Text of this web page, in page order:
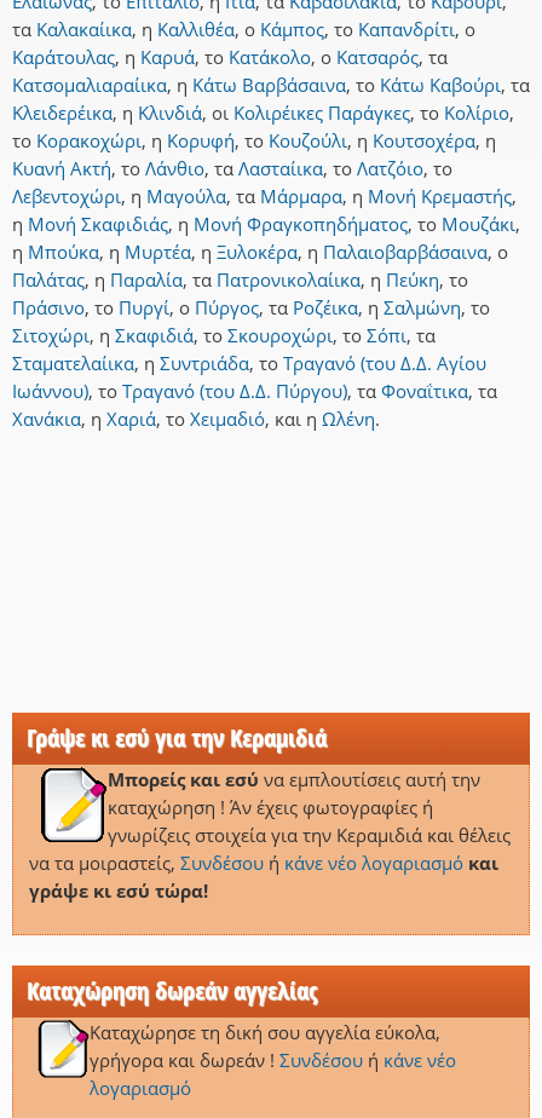
τα Καλακαίικα, η Καλλιθέα, ο Κάμπος, το Καπανδρίτι, ο
Καράτουλας, η Καρυά, το Κατάκολο, ο Κατσαρός, τα
Κατσομαλιαραίικα, η Κάτω Βαρβάσαινα, το Κάτω Καβούρι, τα
Κλειδερέικα, η Κλινδιά, οι Κολιρέικες Παράγκες, το Κολίριο,
το Κορακοχώρι, η Κορυφή, το Κουζούλι, η Κουτσοχέρα, η
Κυανή Ακτή, το Λάνθιο, τα Λασταίικα, το Λατζόιο, το
Λεβεντοχώρι, η Μαγούλα, τα Μάρμαρα, η Μονή Κρεμαστής,
η Μονή Σκαφιδιάς, η Μονή Φραγκοπηδήματος, το Μουζάκι,
η Μπούκα, η Μυρτέα, η Ξυλοκέρα, η Παλαιοβαρβάσαινα, ο
Παλάτας, η Παραλία, τα Πατρονικολαίικα, η Πεύκη, το
Πράσινο, το Πυργί, ο Πύργος, τα Ροζέικα, η Σαλμώνη, το
Σιτοχώρι, η Σκαφιδιά, το Σκουροχώρι, το Σόπι, τα
Σταματελαίικα, η Συντριάδα, το Τραγανό (του Δ.Δ. Αγίου
Ιωάννου), το Τραγανό (του Δ.Δ. Πύργου), τα Φοναΐτικα, τα
Χανάκια, η Χαριά, το Χειμαδιό, και η Ωλένη.
Γράψε κι εσύ για την Κεραμιδιά
Μπορείς και εσύ να εμπλουτίσεις αυτή την
καταχώρηση ! Άν έχεις φωτογραφίες ή
γνωρίζεις στοιχεία για την Κεραμιδιά και θέλεις
να τα μοιραστείς, Συνδέσουή κάνε νέο λογαριασμό και
γράψε κι εσύ τώρα!
Καταχώρηση δωρεάν αγγελίας
Καταχώρησε τη δική σου αγγελία εύκολα,
γρήγορα και δωρεάν ! Συνδέσουή κάνε νέο
λογαριασμό